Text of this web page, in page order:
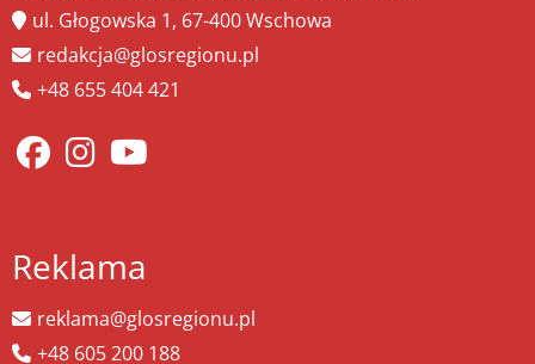
ul. Głogowska 1, 67-400 Wschowa
redakcja@glosregionu.pl
+48 655 404 421
Reklama
reklama@glosregionu.pl
+48 605 200 188